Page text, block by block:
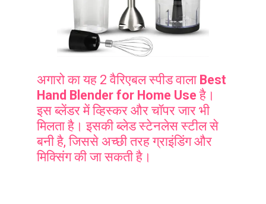
अगारो का यह 2 वैरिएबल स्पीड वाला Best
Hand Blender for Home Use है।
इस ब्लेंडर में व्हिस्कर और चॉपर जार भी
मिलता है। इसकी ब्लेड स्टेनलेस स्टील से
बनी है, जिससे अच्छी तरह ग्राइंडिंग और
मिक्सिंग की जा सकती है।